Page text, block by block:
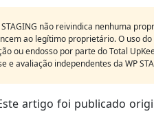
STAGING não reivindica nenhuma
ao legítimo proprietário. O uso
ou endosso por parte do Total
e avaliação independentes da WP
artigo foi publicado